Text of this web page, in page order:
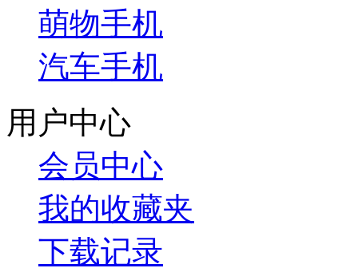
萌物手机
汽车手机
用户中心
会员中心
我的收藏夹
下载记录